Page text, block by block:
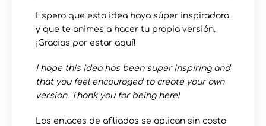
Espero que esta idea haya súper inspiradora
y que te animes a hacer tu propia versión.
¡Gracias por estar aquí!
I hope this idea has been super inspiring and
that you feel encouraged to create your own
version. Thank you for being here!
Los enlaces de afiliados se aplican sin costo